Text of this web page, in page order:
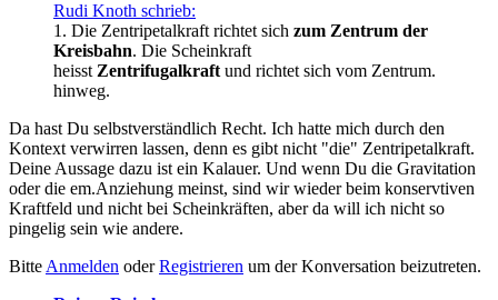
Rudi Knoth schrieb:
1. Die Zentripetalkraft richtet sich zum Zentrum der
Kreisbahn. Die Scheinkraft
heisst Zentrifugalkraft und richtet sich vom Zentrum.
hinweg.
Da hast Du selbstverständlich Recht. Ich hatte mich durch den
Kontext verwirren lassen, denn es gibt nicht "die" Zentripetalkraft.
Deine Aussage dazu ist ein Kalauer. Und wenn Du die Gravitation
oder die em.Anziehung meinst, sind wir wieder beim konservtiven
Kraftfeld und nicht bei Scheinkräften, aber da will ich nicht so
pingelig sein wie andere.
Bitte Anmelden oderRegistrieren um der Konversation beizutreten.